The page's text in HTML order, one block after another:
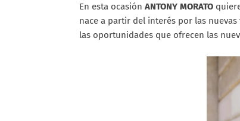
En esta ocasión ANTONY MORATO
nace a partir del interés por las
las oportunidades que ofrecen las